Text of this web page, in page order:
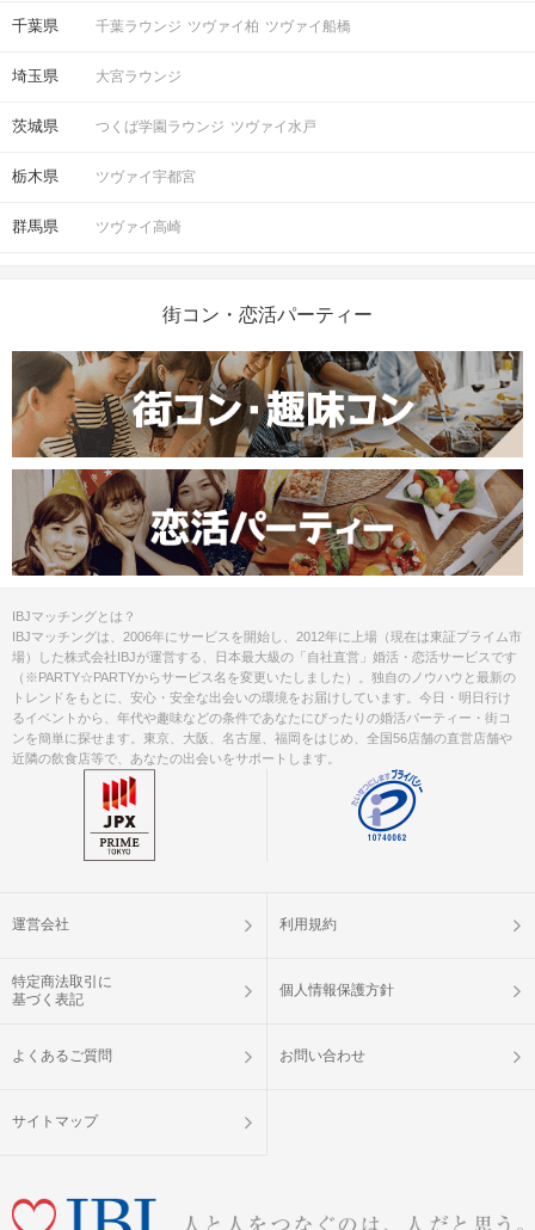
千葉県 千葉ラウンジ ツヴァイ柏 ツヴァイ船橋
埼玉県 大宮ラウンジ
茨城県 つくば学園ラウンジ ツヴァイ水戸
栃木県 ツヴァイ宇都宮
群馬県 ツヴァイ高崎
街コン・恋活パーティー
IBJマッチングとは？
IBJマッチングは、2006年にサービスを開始し、2012年に上場（現在は東証プライム市
場）した株式会社IBJが運営する、日本最大級の「自社直営」婚活・恋活サービスです
（※PARTY☆PARTYからサービス名を変更いたしました）。独自のノウハウと最新の
トレンドをもとに、安心・安全な出会いの環境をお届けしています。今日・明日行け
るイベントから、年代や趣味などの条件であなたにぴったりの婚活パーティー・街コ
ンを簡単に探せます。東京、大阪、名古屋、福岡をはじめ、全国56店舗の直営店舗や
近隣の飲食店等で、あなたの出会いをサポートします。
運営会社 利用規約
特定商法取引に
基づく表記
個人情報保護方針
よくあるご質問 お問い合わせ
サイトマップ